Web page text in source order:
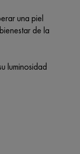
una piel
de la
luminosidad